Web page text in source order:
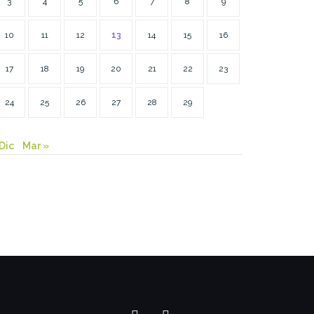
10 11 12 13 14 15 16
17 18 19 20 21 22 23
24 25 26 27 28 29
Mar »